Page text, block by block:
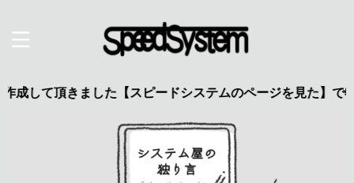
した【スピードシステムのページを見た】で特典あり 興味